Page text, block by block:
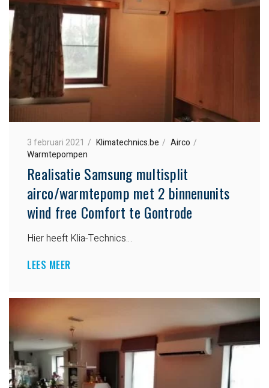
3 februari 2021 Klimatechnics.be
Airco
Warmtepompen
Realisatie Samsung multisplit
airco/warmtepomp met 2 binnenunits
wind free Comfort te Gontrode
Hier heeft Klia-Technics…
LEES MEER